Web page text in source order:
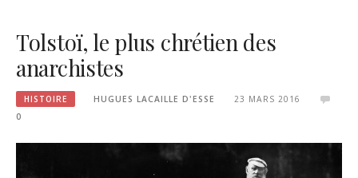
Tolstoï, le plus chrétien des
anarchistes
HISTOIRE HUGUES LACAILLE D'ESSE
23 MARS 2016
0